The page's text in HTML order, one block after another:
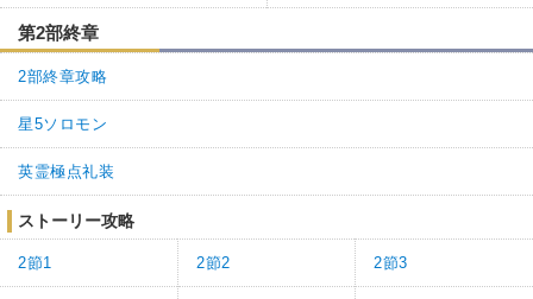
第2部終章
2部終章攻略
星5ソロモン
英霊極点礼装
ストーリー攻略
2節1 2節2 2節3